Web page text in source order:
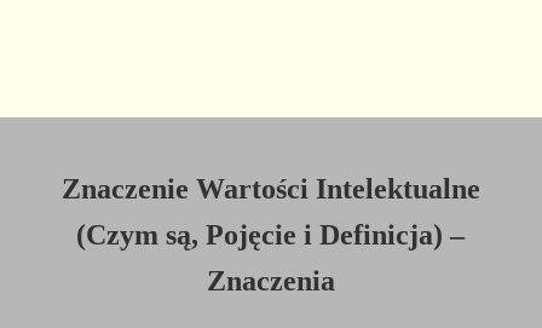
Znaczenie Wartości Intelektualne
(Czym są, Pojęcie i Definicja) –
Znaczenia